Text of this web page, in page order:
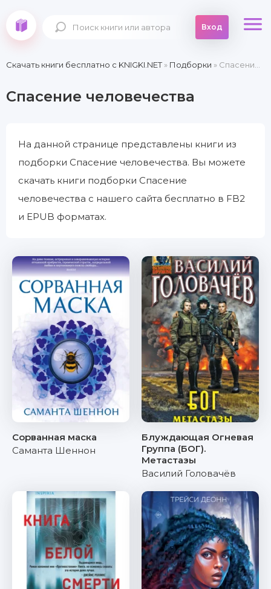
Вход
Скачать книги бесплатно c KNIGKI.NET» Подборки » Спасение человечества
Спасение человечества
На данной странице представлены книги из
подборки Спасение человечества. Вы можете
скачать книги подборки Спасение
человечества с нашего сайта бесплатно в FB2
и EPUB форматах.
Сорванная маска
Саманта Шеннон
Блуждающая Огневая
Группа (БОГ).
Метастазы
Василий Головачёв